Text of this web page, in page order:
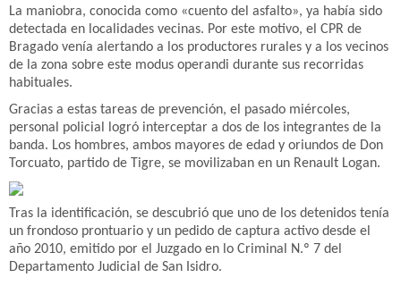
La maniobra, conocida como «cuento del asfalto», ya había sido
detectada en localidades vecinas. Por este motivo, el CPR de
Bragado venía alertando a los productores rurales y a los vecinos
de la zona sobre este modus operandi durante sus recorridas
habituales.
Gracias a estas tareas de prevención, el pasado miércoles,
personal policial logró interceptar a dos de los integrantes de la
banda. Los hombres, ambos mayores de edad y oriundos de Don
Torcuato, partido de Tigre, se movilizaban en un Renault Logan.
Tras la identificación, se descubrió que uno de los detenidos tenía
un frondoso prontuario y un pedido de captura activo desde el
año 2010, emitido por el Juzgado en lo Criminal N.º 7 del
Departamento Judicial de San Isidro.